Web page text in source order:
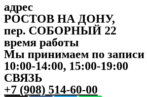
адрес
РОСТОВ НА ДОНУ,
пер. СОБОРНЫЙ 22
время работы
Мы принимаем по записи
10:00-14:00, 15:00-19:00
СВЯЗЬ
+7 (908) 514-60-00